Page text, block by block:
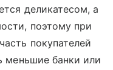
деликатесом, а
поэтому при
покупателей
меньшие банки или